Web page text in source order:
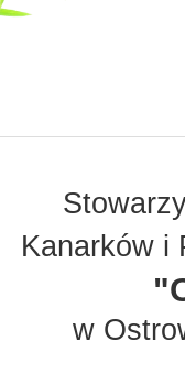
Kanarków i
w